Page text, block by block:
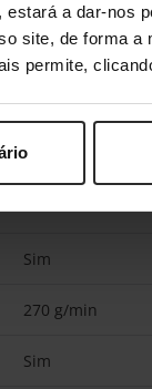
a dar-nos
site, de forma
permite,
Sim
Sim
Sim
270 g/min
Sim